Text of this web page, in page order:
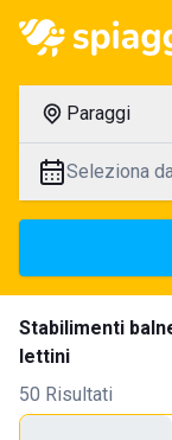
Paraggi
Seleziona
Stabilimenti
lettini
50 Risultati